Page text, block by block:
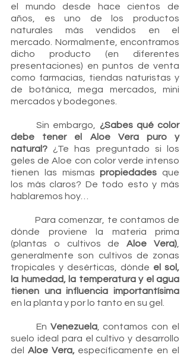
el mundo desde hace cientos de
años, es uno de los productos
naturales más vendidos en el
mercado. Normalmente, encontramos
dicho producto (en diferentes
presentaciones) en puntos de venta
como farmacias, tiendas naturistas y
de botánica, mega mercados, mini
mercados y bodegones.
	Sin embargo,
¿Sabes qué color
debe tener el Aloe Vera puro y
natural? ¿Te has preguntado si los
geles de Aloe con color verde intenso
tienen las mismas propiedades que
los más claros? De todo esto y más
hablaremos hoy…
	Para comenzar, te contamos de
dónde proviene la materia prima
(plantas o cultivos de Aloe Vera)
generalmente son cultivos de zonas
tropicales y desérticas, dónde el sol,
la humedad, la temperatura y el agua
tienen una influencia importantísima
en la planta y por lo tanto en su gel.
	En
Venezuela, contamos con el
suelo ideal para el cultivo y desarrollo
del Aloe Vera,